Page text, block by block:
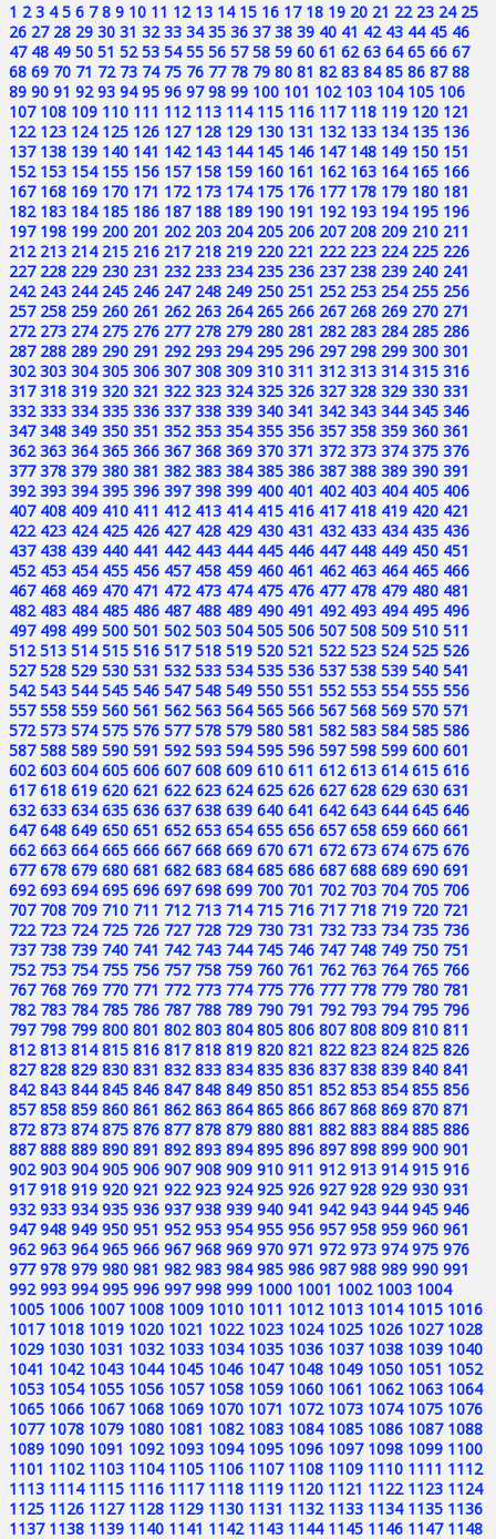
1 2 3 4 5 6 7 8 9 10 11 12 13 14 15 16 17 18 19 20 21 22 23 24 25
26 27 28 29 30 31 32 33 34 35 36 37 38 39 40 41 42 43 44 45 46
47 48 49 50 51 52 53 54 55 56 57 58 59 60 61 62 63 64 65 66 67
68 69 70 71 72 73 74 75 76 77 78 79 80 81 82 83 84 85 86 87 88
89 90 91 92 93 94 95 96 97 98 99 100 101 102 103 104 105 106
107 108 109 110 111 112 113 114 115 116 117 118 119 120 121
122 123 124 125 126 127 128 129 130 131 132 133 134 135 136
137 138 139 140 141 142 143 144 145 146 147 148 149 150 151
152 153 154 155 156 157 158 159 160 161 162 163 164 165 166
167 168 169 170 171 172 173 174 175 176 177 178 179 180 181
182 183 184 185 186 187 188 189 190 191 192 193 194 195 196
197 198 199 200 201 202 203 204 205 206 207 208 209 210 211
212 213 214 215 216 217 218 219 220 221 222 223 224 225 226
227 228 229 230 231 232 233 234 235 236 237 238 239 240 241
242 243 244 245 246 247 248 249 250 251 252 253 254 255 256
257 258 259 260 261 262 263 264 265 266 267 268 269 270 271
272 273 274 275 276 277 278 279 280 281 282 283 284 285 286
287 288 289 290 291 292 293 294 295 296 297 298 299 300 301
302 303 304 305 306 307 308 309 310 311 312 313 314 315 316
317 318 319 320 321 322 323 324 325 326 327 328 329 330 331
332 333 334 335 336 337 338 339 340 341 342 343 344 345 346
347 348 349 350 351 352 353 354 355 356 357 358 359 360 361
362 363 364 365 366 367 368 369 370 371 372 373 374 375 376
377 378 379 380 381 382 383 384 385 386 387 388 389 390 391
392 393 394 395 396 397 398 399 400 401 402 403 404 405 406
407 408 409 410 411 412 413 414 415 416 417 418 419 420 421
422 423 424 425 426 427 428 429 430 431 432 433 434 435 436
437 438 439 440 441 442 443 444 445 446 447 448 449 450 451
452 453 454 455 456 457 458 459 460 461 462 463 464 465 466
467 468 469 470 471 472 473 474 475 476 477 478 479 480 481
482 483 484 485 486 487 488 489 490 491 492 493 494 495 496
497 498 499 500 501 502 503 504 505 506 507 508 509 510 511
512 513 514 515 516 517 518 519 520 521 522 523 524 525 526
527 528 529 530 531 532 533 534 535 536 537 538 539 540 541
542 543 544 545 546 547 548 549 550 551 552 553 554 555 556
557 558 559 560 561 562 563 564 565 566 567 568 569 570 571
572 573 574 575 576 577 578 579 580 581 582 583 584 585 586
587 588 589 590 591 592 593 594 595 596 597 598 599 600 601
602 603 604 605 606 607 608 609 610 611 612 613 614 615 616
617 618 619 620 621 622 623 624 625 626 627 628 629 630 631
632 633 634 635 636 637 638 639 640 641 642 643 644 645 646
647 648 649 650 651 652 653 654 655 656 657 658 659 660 661
662 663 664 665 666 667 668 669 670 671 672 673 674 675 676
677 678 679 680 681 682 683 684 685 686 687 688 689 690 691
692 693 694 695 696 697 698 699 700 701 702 703 704 705 706
707 708 709 710 711 712 713 714 715 716 717 718 719 720 721
722 723 724 725 726 727 728 729 730 731 732 733 734 735 736
737 738 739 740 741 742 743 744 745 746 747 748 749 750 751
752 753 754 755 756 757 758 759 760 761 762 763 764 765 766
767 768 769 770 771 772 773 774 775 776 777 778 779 780 781
782 783 784 785 786 787 788 789 790 791 792 793 794 795 796
797 798 799 800 801 802 803 804 805 806 807 808 809 810 811
812 813 814 815 816 817 818 819 820 821 822 823 824 825 826
827 828 829 830 831 832 833 834 835 836 837 838 839 840 841
842 843 844 845 846 847 848 849 850 851 852 853 854 855 856
857 858 859 860 861 862 863 864 865 866 867 868 869 870 871
872 873 874 875 876 877 878 879 880 881 882 883 884 885 886
887 888 889 890 891 892 893 894 895 896 897 898 899 900 901
902 903 904 905 906 907 908 909 910 911 912 913 914 915 916
917 918 919 920 921 922 923 924 925 926 927 928 929 930 931
932 933 934 935 936 937 938 939 940 941 942 943 944 945 946
947 948 949 950 951 952 953 954 955 956 957 958 959 960 961
962 963 964 965 966 967 968 969 970 971 972 973 974 975 976
977 978 979 980 981 982 983 984 985 986 987 988 989 990 991
992 993 994 995 996 997 998 999 1000 1001 1002 1003 1004
1005 1006 1007 1008 1009 1010 1011 1012 1013 1014 1015 1016
1017 1018 1019 1020 1021 1022 1023 1024 1025 1026 1027 1028
1029 1030 1031 1032 1033 1034 1035 1036 1037 1038 1039 1040
1041 1042 1043 1044 1045 1046 1047 1048 1049 1050 1051 1052
1053 1054 1055 1056 1057 1058 1059 1060 1061 1062 1063 1064
1065 1066 1067 1068 1069 1070 1071 1072 1073 1074 1075 1076
1077 1078 1079 1080 1081 1082 1083 1084 1085 1086 1087 1088
1089 1090 1091 1092 1093 1094 1095 1096 1097 1098 1099 1100
1101 1102 1103 1104 1105 1106 1107 1108 1109 1110 1111 1112
1113 1114 1115 1116 1117 1118 1119 1120 1121 1122 1123 1124
1125 1126 1127 1128 1129 1130 1131 1132 1133 1134 1135 1136
1137 1138 1139 1140 1141 1142 1143 1144 1145 1146 1147 1148